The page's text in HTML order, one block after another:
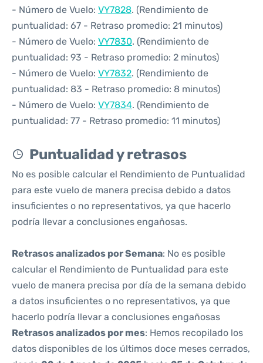
- Número de Vuelo: VY7828. (Rendimiento de
puntualidad: 67 - Retraso promedio: 21 minutos)
- Número de Vuelo: VY7830. (Rendimiento de
puntualidad: 93 - Retraso promedio: 2 minutos)
- Número de Vuelo: VY7832. (Rendimiento de
puntualidad: 83 - Retraso promedio: 8 minutos)
- Número de Vuelo: VY7834. (Rendimiento de
puntualidad: 77 - Retraso promedio: 11 minutos)
Puntualidad y retrasos
No es posible calcular el Rendimiento de Puntualidad
para este vuelo de manera precisa debido a datos
insuficientes o no representativos, ya que hacerlo
podría llevar a conclusiones engañosas.
Retrasos analizados por Semana: No es posible
calcular el Rendimiento de Puntualidad para este
vuelo de manera precisa por día de la semana debido
a datos insuficientes o no representativos, ya que
hacerlo podría llevar a conclusiones engañosas
Retrasos analizados por mes: Hemos recopilado los
datos disponibles de los últimos doce meses cerrados,